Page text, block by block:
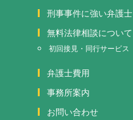
刑事事件に強い弁護士
無料法律相談について
初回接見・同行サービス
弁護士費用
事務所案内
お問い合わせ